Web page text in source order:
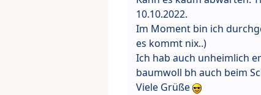
10.10.2022.
Im Moment bin ich
es kommt nix..)
Ich hab auch unheimlich
baumwoll bh auch beim
Viele Grüße